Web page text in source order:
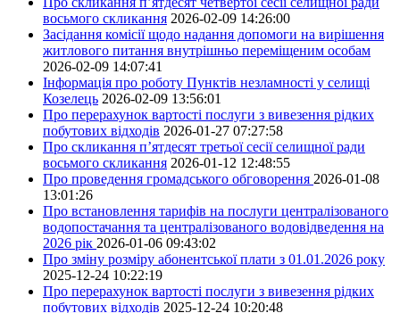
восьмого скликання 2026-02-09 14:26:00
Засідання комісії щодо надання допомоги на вирішення
житлового питання внутрішньо переміщеним особам
2026-02-09 14:07:41
Інформація про роботу Пунктів незламності у селищі
Козелець 2026-02-09 13:56:01
Про перерахунок вартості послуги з вивезення рідких
побутових відходів 2026-01-27 07:27:58
Про скликання п’ятдесят третьої сесії селищної ради
восьмого скликання 2026-01-12 12:48:55
Про проведення громадського обговорення 2026-01-08
13:01:26
Про встановлення тарифів на послуги централізованого
водопостачання та централізованого водовідведення на
2026 рік 2026-01-06 09:43:02
Про зміну розміру абонентської плати з 01.01.2026 року
2025-12-24 10:22:19
Про перерахунок вартості послуги з вивезення рідких
побутових відходів 2025-12-24 10:20:48